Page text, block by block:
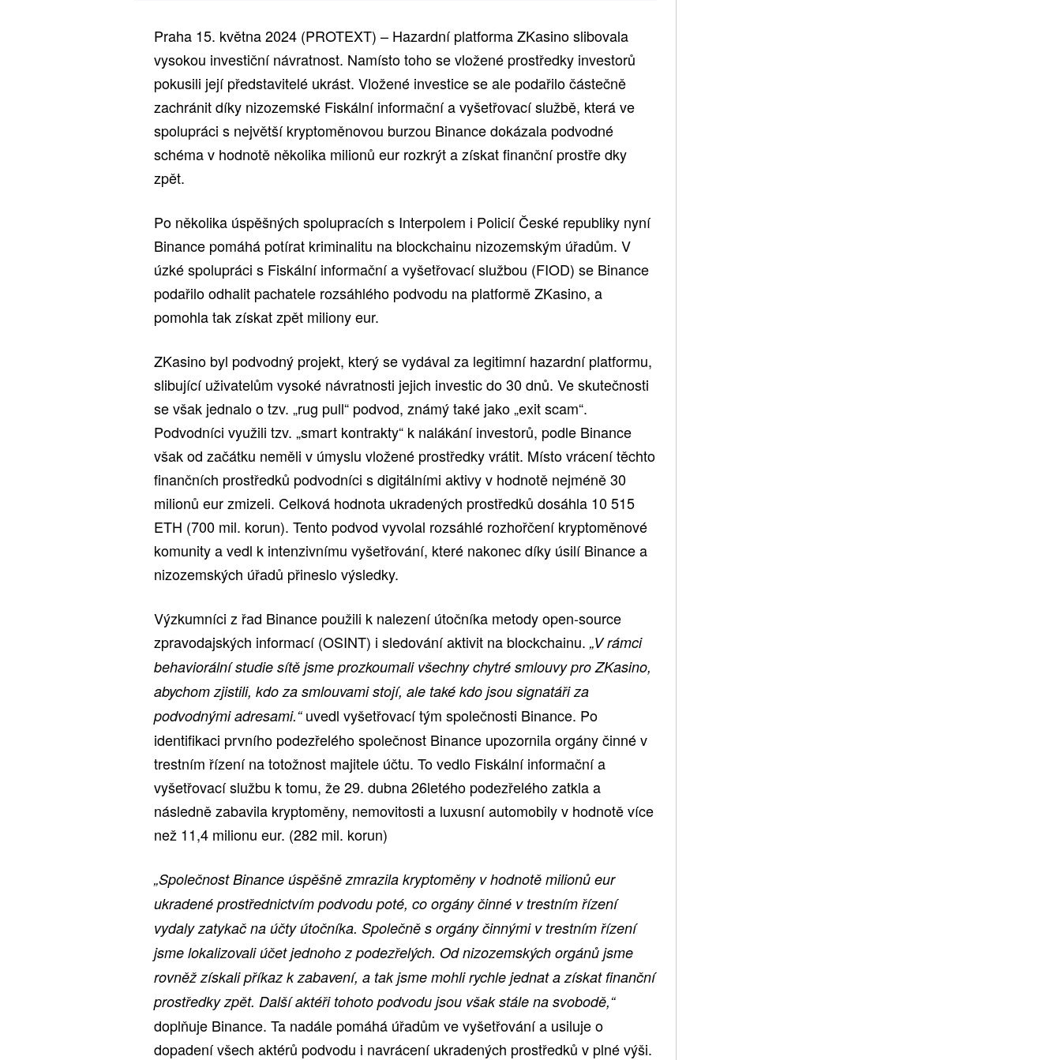
Praha 15. května 2024 (PROTEXT) – Hazardní platforma ZKasino slibovala
vysokou investiční návratnost. Namísto toho se vložené prostředky investorů
pokusili její představitelé ukrást. Vložené investice se ale podařilo částečně
zachránit díky nizozemské Fiskální informační a vyšetřovací službě, která ve
spolupráci s největší kryptoměnovou burzou Binance dokázala podvodné
schéma v hodnotě několika milionů eur rozkrýt a získat finanční prostře dky
zpět.
Po několika úspěšných spolupracích s Interpolem i Policií České republiky nyní
Binance pomáhá potírat kriminalitu na blockchainu nizozemským úřadům. V
úzké spolupráci s Fiskální informační a vyšetřovací službou (FIOD) se Binance
podařilo odhalit pachatele rozsáhlého podvodu na platformě ZKasino, a
pomohla tak získat zpět miliony eur.
ZKasino byl podvodný projekt, který se vydával za legitimní hazardní platformu,
slibující uživatelům vysoké návratnosti jejich investic do 30 dnů. Ve skutečnosti
se však jednalo o tzv. „rug pull“ podvod, známý také jako „exit scam“.
Podvodníci využili tzv. „smart kontrakty“ k nalákání investorů, podle Binance
však od začátku neměli v úmyslu vložené prostředky vrátit. Místo vrácení těchto
finančních prostředků podvodníci s digitálními aktivy v hodnotě nejméně 30
milionů eur zmizeli. Celková hodnota ukradených prostředků dosáhla 10 515
ETH (700 mil. korun). Tento podvod vyvolal rozsáhlé rozhořčení kryptoměnové
komunity a vedl k intenzivnímu vyšetřování, které nakonec díky úsilí Binance a
nizozemských úřadů přineslo výsledky.
Výzkumníci z řad Binance použili k nalezení útočníka metody open-source
zpravodajských informací (OSINT) i sledování aktivit na blockchainu. „V rámci
behaviorální studie sítě jsme prozkoumali všechny chytré smlouvy pro ZKasino,
abychom zjistili, kdo za smlouvami stojí, ale také kdo jsou signatáři za
podvodnými adresami.“uvedl vyšetřovací tým společnosti Binance. Po
identifikaci prvního podezřelého společnost Binance upozornila orgány činné v
trestním řízení na totožnost majitele účtu. To vedlo Fiskální informační a
vyšetřovací službu k tomu, že 29. dubna 26letého podezřelého zatkla a
následně zabavila kryptoměny, nemovitosti a luxusní automobily v hodnotě více
než 11,4 milionu eur. (282 mil. korun)
„Společnost Binance úspěšně zmrazila kryptoměny v hodnotě milionů eur
ukradené prostřednictvím podvodu poté, co orgány činné v trestním řízení
vydaly zatykač na účty útočníka. Společně s orgány činnými v trestním řízení
jsme lokalizovali účet jednoho z podezřelých. Od nizozemských orgánů jsme
rovněž získali příkaz k zabavení, a tak jsme mohli rychle jednat a získat finanční
prostředky zpět. Další aktéři tohoto podvodu jsou však stále na svobodě,“
doplňuje Binance. Ta nadále pomáhá úřadům ve vyšetřování a usiluje o
dopadení všech aktérů podvodu i navrácení ukradených prostředků v plné výši.